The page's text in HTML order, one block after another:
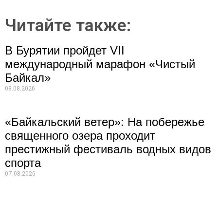
Читайте также:
В Бурятии пройдет VII
международный марафон «Чистый
Байкал»
08.08.2026
«Байкальский ветер»: На побережье
священного озера проходит
престижный фестиваль водных видов
спорта
07.08.2026